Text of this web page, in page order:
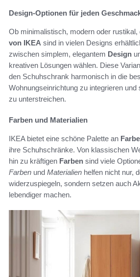
Design-Optionen für jeden
Ob minimalistisch, modern oder rustikal,
von IKEA sind in vielen Designs
zwischen simplem, elegantem Design
kreativen Lösungen wählen. Diese
den Schuhschrank harmonisch in die
Wohnungseinrichtung zu integrieren und
zu unterstreichen.
Farben und Materialien
IKEA bietet eine schöne Palette an
ihre Schuhschränke. Von klassischen
hin zu kräftigen Farben sind viele
Farben und Materialien helfen nicht nur,
widerzuspiegeln, sondern setzen auch
lebendiger machen.